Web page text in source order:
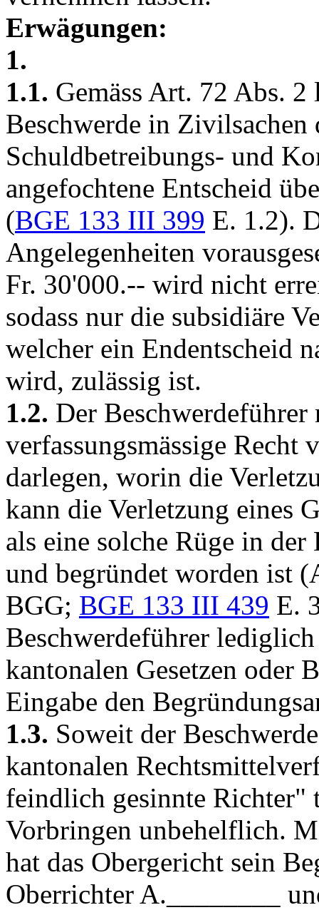
Erwägungen:
1.
1.1. Gemäss Art. 72 Abs. 2
Beschwerde in Zivilsachen
Schuldbetreibungs- und
angefochtene Entscheid
(BGE 133 III 399 E. 1.2).
Angelegenheiten
Fr. 30'000.-- wird nicht
sodass nur die subsidiäre
welcher ein Endentscheid
wird, zulässig ist.
1.2. Der Beschwerdeführer
verfassungsmässige
darlegen, worin die
kann die Verletzung eines
als eine solche Rüge in der
und begründet worden ist
BGG; BGE 133 III 439 E.
Beschwerdeführer
kantonalen Gesetzen oder
Eingabe den
1.3. Soweit der
kantonalen
feindlich gesinnte Richter"
Vorbringen unbehelflich.
hat das Obergericht sein
Oberrichter A.________